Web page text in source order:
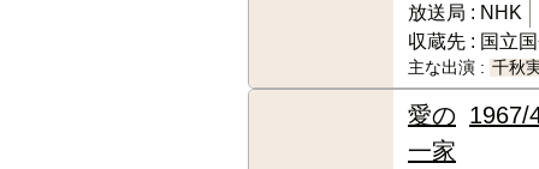
放送局 : NHK
収蔵先 : 国立
主な出演 : 千秋
愛の
一家
1967/